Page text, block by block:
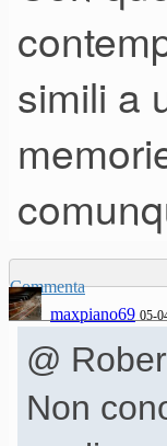
Vado a
simili a
Commenta
maxpiano69 05-
@
Non